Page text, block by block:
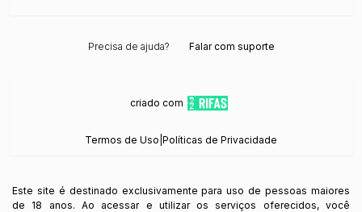
Precisa de ajuda? Falar com suporte
criado com
Termos de Uso Políticas de Privacidade
Este site é destinado exclusivamente para uso de pessoas maiores
de 18 anos. Ao acessar e utilizar os serviços oferecidos, você